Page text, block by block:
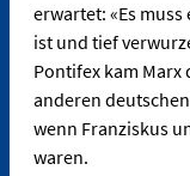
erwartet: «Es
ist und tief
Pontifex kam Marx
anderen
wenn Franziskus
waren.